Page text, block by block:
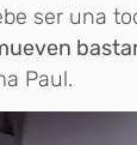
ser una
Paul.